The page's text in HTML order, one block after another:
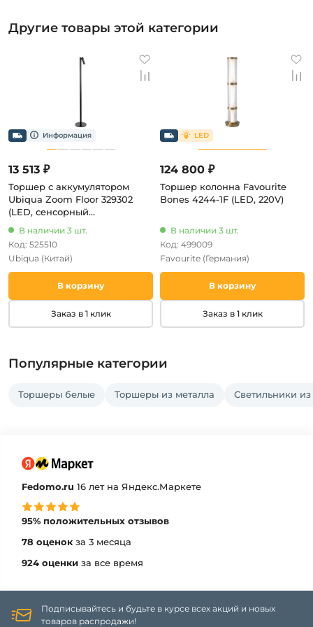
Другие товары этой категории
13 513 ₽
Торшер с аккумулятором
Ubiqua Zoom Floor 329302
(LED, сенсорный
В наличии 3 шт.
Код: 525510
Ubiqua (Китай)
В корзину
Заказ в 1 клик
124 800 ₽
Торшер колонна Favourite
Bones 4244-1F (LED, 220V)
В наличии 3 шт.
Код: 499009
Favourite (Германия)
В корзину
Заказ в 1 клик
Популярные категории
Торшеры белые Торшеры из металла Светильники
Fedomo.ru 16 лет на Яндекс.Маркете
95% положительных отзывов
78 оценок за 3 месяца
924 оценки за все время
Подписывайтесь и будьте в курсе всех акций и новых
товаров распродажи!